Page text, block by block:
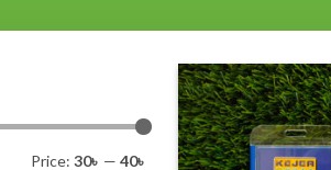
Price: 30৳ — 40৳